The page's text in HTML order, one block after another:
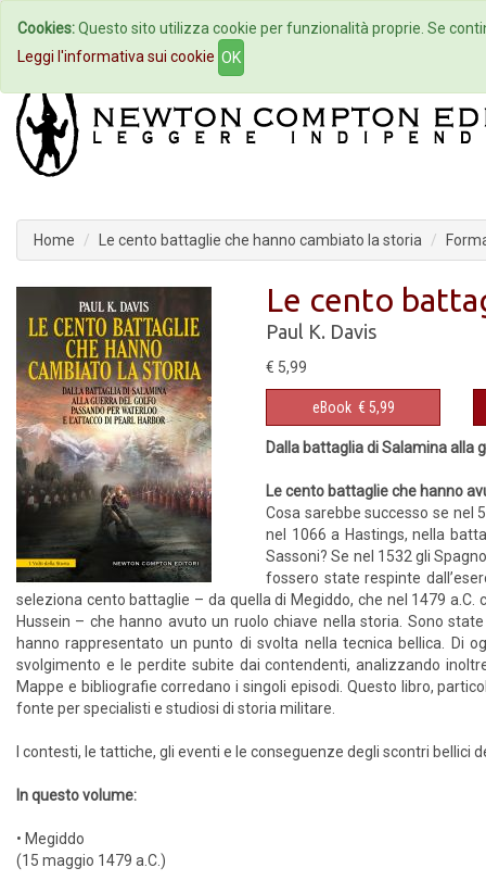
Home Autori Eventi
Home Le cento battaglie che hanno cambiato la storia
Le cento
Paul K. Davis
€ 5,99
eBook € 5,99
Dalla battaglia di Salamina alla
Le cento battaglie che hanno
Cosa sarebbe successo se nel
nel 1066 a Hastings, nella
Sassoni? Se nel 1532 gli
fossero state respinte
seleziona cento battaglie – da quella di Megiddo, che nel 1479
Hussein – che hanno avuto un ruolo chiave nella storia. Sono
hanno rappresentato un punto di svolta nella tecnica bellica. Di
svolgimento e le perdite subite dai contendenti, analizzando
Mappe e bibliografie corredano i singoli episodi. Questo libro,
fonte per specialisti e studiosi di storia militare.
I contesti, le tattiche, gli eventi e le conseguenze degli scontri bellici
In questo volume:
• Megiddo
(15 maggio 1479 a.C.)
Cookies:Questo sito utilizza cookie per funzionalità proprie. Se
Leggi l'informativa sui cookie OK